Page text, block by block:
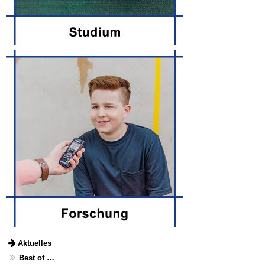
Aktuelles
Best of …